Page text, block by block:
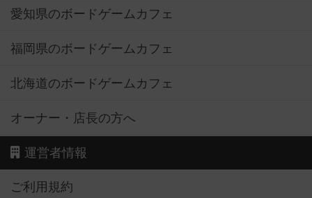
愛知県のボードゲームカフェ
福岡県のボードゲームカフェ
北海道のボードゲームカフェ
オーナー・店長の方へ
運営者情報
ご利用規約